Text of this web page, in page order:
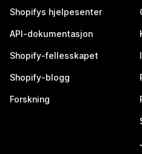
Shopifys hjelpesenter
API-dokumentasjon
Shopify-fellesskapet
Shopify-blogg
Forskning